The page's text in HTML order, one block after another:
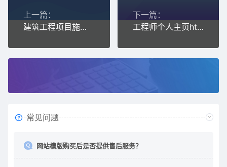
上一篇：
建筑工程项目施工服务集团企业网站模板
下一篇：
工程师个人主页html网站模板
常见问题
网站模版购买后是否提供售后服务？